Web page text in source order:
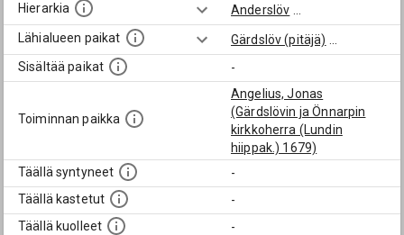
Hierarkia
Anderslöv
Lähialueen paikat
Gärdslöv (pitäjä)
Sisältää paikat
-
Toiminnan paikka
Angelius, Jonas
(Gärdslövin ja Önnarpin
kirkkoherra (Lundin
hiippak.) 1679)
Täällä syntyneet
-
Täällä kastetut
-
Täällä kuolleet
-